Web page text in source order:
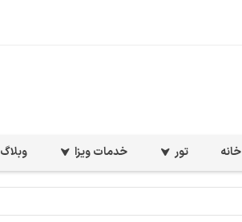
خانه تور خدمات ویزا وبلاگ